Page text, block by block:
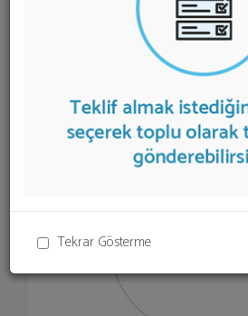
Tekrar Gösterme
İş Yeri Temizliği
listelenmektedir.
İş Yeri Temizliği
listeden seçim yapıp ya da "İlk 5
kısmından toplu olarak teklif
aktarabilirsiniz.